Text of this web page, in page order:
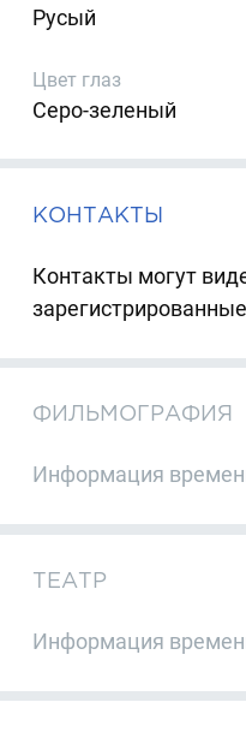
Русый
Цвет глаз
Серо-зеленый
КОНТАКТЫ
Контакты могут
ФИЛЬМОГРАФИЯ
Информация
ТЕАТР
Информация